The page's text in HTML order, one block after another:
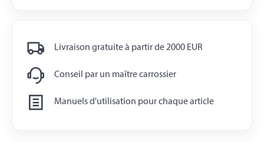
Livraison gratuite à partir de 2000 EUR
Conseil par un maître carrossier
Manuels d'utilisation pour chaque article